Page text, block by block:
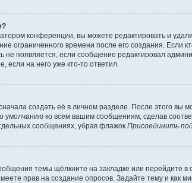
конференции, вы можете редактировать и
ограниченного времени после его создания.
не появляется, если сообщение редактировал
если на него уже кто-то ответил.
создать её в личном разделе. После этого вы
умолчанию ко всем вашим сообщениям, сделав
сообщениях, убрав флажок Присоединить
темы щёлкните на закладке или перейдите в
прав на создание опросов. Задайте тему и как